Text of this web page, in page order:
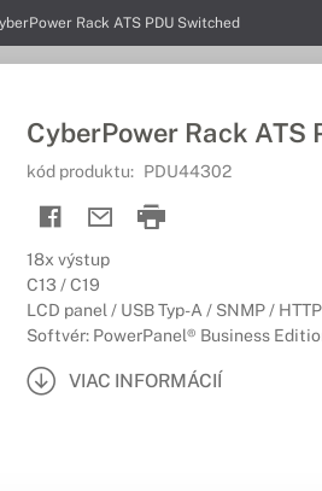
Rack ATS PDU Switched
CyberPower Rack ATS
kód produktu: PDU44302
18x výstup
C13 / C19
LCD panel / USB Typ-A / SNMP /
Softvér: PowerPanel® Business
VIAC INFORMÁCIÍ